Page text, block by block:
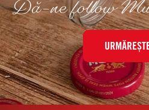
Dă-ne follow
–